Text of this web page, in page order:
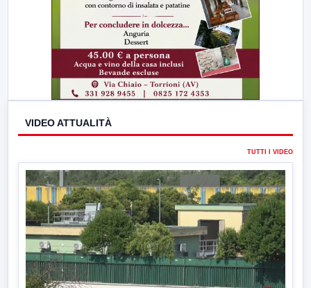
VIDEO ATTUALITÀ
TUTTI I VIDEO